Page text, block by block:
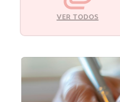
VER TODOS